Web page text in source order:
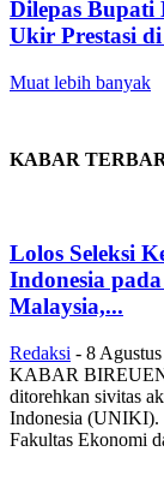
Dilepas Bupati
Ukir Prestasi
Muat lebih banyak
KABAR
Lolos Seleksi
Indonesia
Malaysia,...
Redaksi - 8
KABAR BIREUEN,
ditorehkan sivitas
Indonesia (UNIKI).
Fakultas Ekonomi